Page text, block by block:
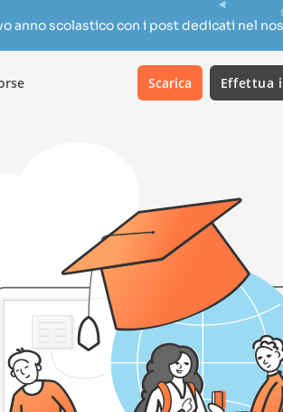
anno scolastico con i post dedicati nel
Scarica Effettua